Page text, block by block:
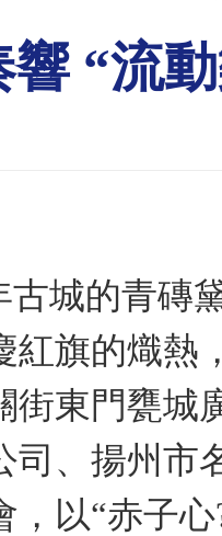
“流
古城的青磚
紅旗的熾熱
街東門甕城
司、揚州市
，以“赤子